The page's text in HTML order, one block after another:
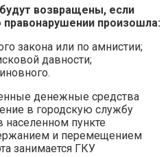
возвращены, если
произошла:
закона или по амнистии;
давности;
денежные средства
в городскую службу
пункте
и перемещением
занимается ГКУ